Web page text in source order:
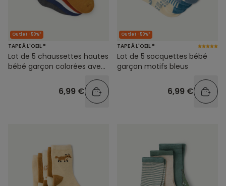
Outlet -50%*
TAPE À L'OEIL ®
Lot de 5 chaussettes hautes
bébé garçon colorées avec
6,99 €
Outlet -50%*
TAPE À L'OEIL ®
Lot de 5 socquettes bébé
garçon motifs bleus
6,99 €